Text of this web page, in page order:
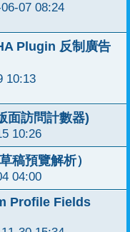
07 08:24
Plugin 反制廣告
10:13
訪問計數器)
10:26
稿預覽解析）
04:00
Profile Fields